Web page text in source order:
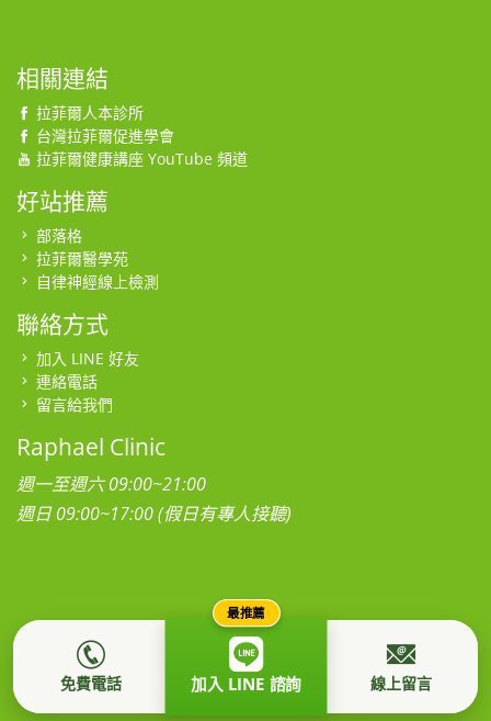
相關連結
拉菲爾人本診所
台灣拉菲爾促進學會
拉菲爾健康講座 YouTube 頻道
好站推薦
部落格
拉菲爾醫學苑
自律神經線上檢測
聯絡方式
加入 LINE 好友
連絡電話
留言給我們
Raphael Clinic
週一至週六 09:00~21:00
週日 09:00~17:00 (假日有專人接聽)
本網站為社團法人台灣拉菲爾健康促進學會所有，所有影音、圖
片、肖像及著作權均屬本站所有，禁止任意轉載。隱私權政策
免費電話
最推薦
加入 LINE 諮詢 線上留言